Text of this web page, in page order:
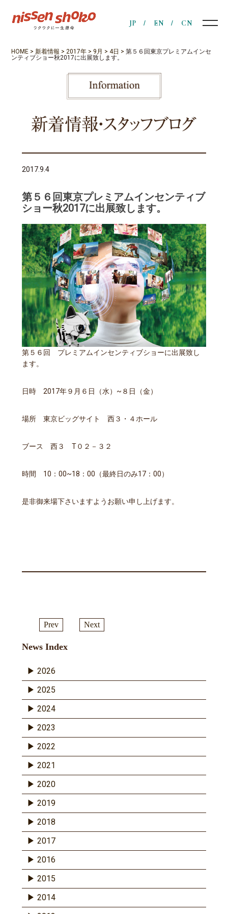
JP EN CN
HOME >新着情報 >2017年 > 9月 >4日 >第５６回東京プレミアムインセ
ンティブショー秋2017に出展致します。
2017.9.4
第５６回東京プレミアムインセンティブ
ショー秋2017に出展致します。
第５６回 プレミアムインセンティブショーに出展致し
ます。
日時 2017年９月６日（水）~８日（金）
場所 東京ビッグサイト 西３・４ホール
ブース 西３ T０２－３２
時間 10：00~18：00（最終日のみ17：00）
是非御来場下さいますようお願い申し上げます。
Prev Next
News Index
2026
2025
2024
2023
2022
2021
2020
2019
2018
2017
2016
2015
2014